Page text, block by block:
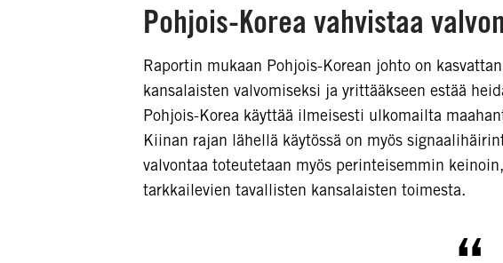
Pohjois-Korea vahvistaa
Raportin mukaan Pohjois-Korean johto on
kansalaisten valvomiseksi ja yrittääkseen estää
Pohjois-Korea käyttää ilmeisesti ulkomailta
Kiinan rajan lähellä käytössä on myös
valvontaa toteutetaan myös perinteisemmin
tarkkailevien tavallisten kansalaisten toimesta.